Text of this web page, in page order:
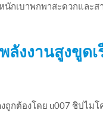
กเบาพกพาสะดวกและส
ลังงานสูงขูด
กต้องโดย u007 ชิปไมโ